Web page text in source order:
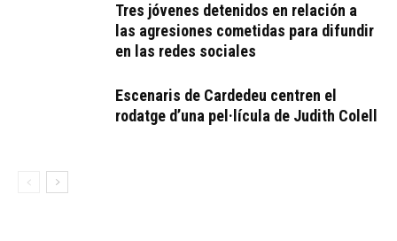
Tres jóvenes detenidos en relación a
las agresiones cometidas para difundir
en las redes sociales
Escenaris de Cardedeu centren el
rodatge d’una pel·lícula de Judith Colell